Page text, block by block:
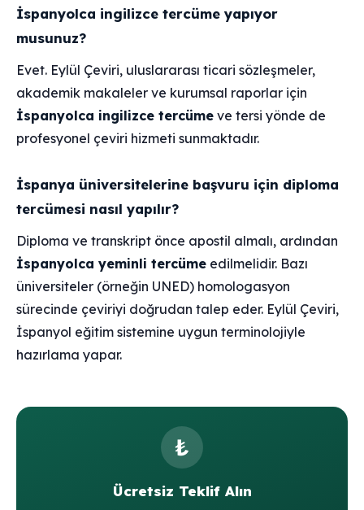
İspanyolca ingilizce tercüme yapıyor
musunuz?
Evet. Eylül Çeviri, uluslararası ticari sözleşmeler,
akademik makaleler ve kurumsal raporlar için
İspanyolca ingilizce tercüme ve tersi yönde de
profesyonel çeviri hizmeti sunmaktadır.
İspanya üniversitelerine başvuru için diploma
tercümesi nasıl yapılır?
Diploma ve transkript önce apostil almalı, ardından
İspanyolca yeminli tercüme edilmelidir. Bazı
üniversiteler (örneğin UNED) homologasyon
sürecinde çeviriyi doğrudan talep eder. Eylül Çeviri,
İspanyol eğitim sistemine uygun terminolojiyle
hazırlama yapar.
₺
Ücretsiz Teklif Alın